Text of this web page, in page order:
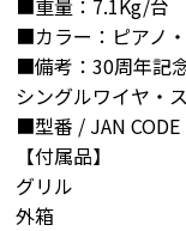
■カラー：ピアノ
■備考：30周年記
シングルワイヤ・
■型番 / JAN
【付属品】
グリル
外箱